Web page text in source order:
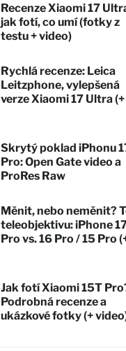
Recenze Xiaomi 17
jak fotí, co umí (fotky z
testu + video)
Rychlá recenze: Leica
Leitzphone, vylepšená
verze Xiaomi 17 Ultra (+
Skrytý poklad iPhonu
Pro: Open Gate video a
ProRes Raw
Měnit, nebo neměnit?
teleobjektivu: iPhone
Pro vs. 16 Pro / 15 Pro
Jak fotí Xiaomi 15T
Podrobná recenze a
ukázkové fotky (+